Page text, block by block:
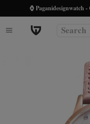
⌚ Paganidesignwatch